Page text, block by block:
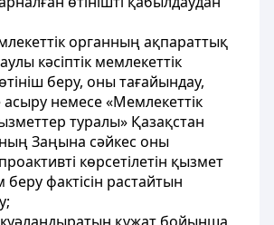
органның ақпараттық
кәсіптік мемлекеттік
беру, оны тағайындау,
асыру немесе «Мемлекеттік
туралы» Қазақстан
Заңына сәйкес оны
көрсетілетін қызмет
беру фактісін растайтын